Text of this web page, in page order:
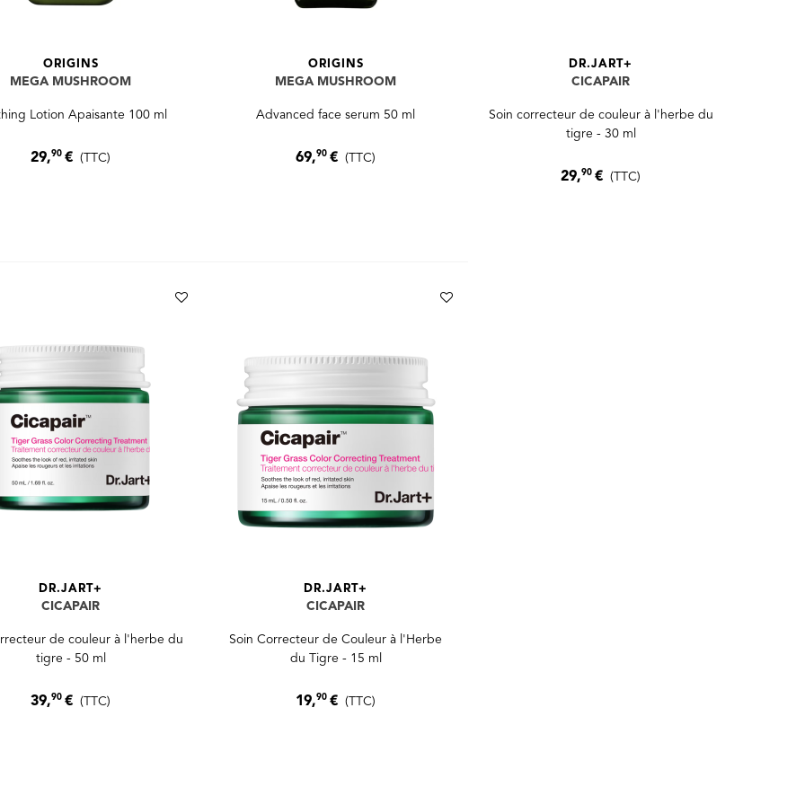
ORIGINS
MEGA MUSHROOM
Lotion Apaisante 100 ml
29,90€ (TTC)
ORIGINS
MEGA MUSHROOM
Advanced face serum 50 ml
69,90€ (TTC)
DR.JART+
CICAPAIR
Soin correcteur de couleur à l'herbe du
tigre - 30 ml
29,90€ (TTC)
DR.JART+
CICAPAIR
de couleur à l'herbe du
tigre - 50 ml
39,90€ (TTC)
DR.JART+
CICAPAIR
Soin Correcteur de Couleur à l'Herbe
du Tigre - 15 ml
19,90€ (TTC)